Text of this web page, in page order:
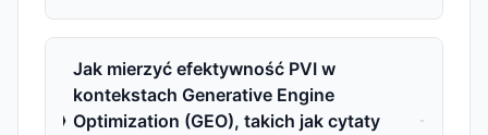
Jak mierzyć efektywność PVI w
kontekstach Generative Engine
Optimization (GEO), takich jak cytaty